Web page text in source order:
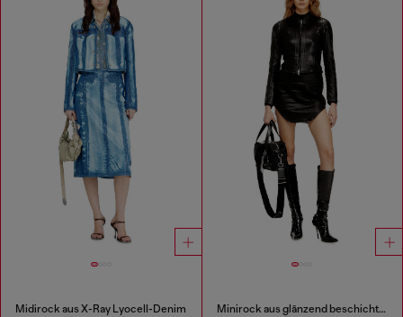
Midirock aus X-Ray Lyocell-Denim Minirock aus glänzend beschichtetem JoggJeans